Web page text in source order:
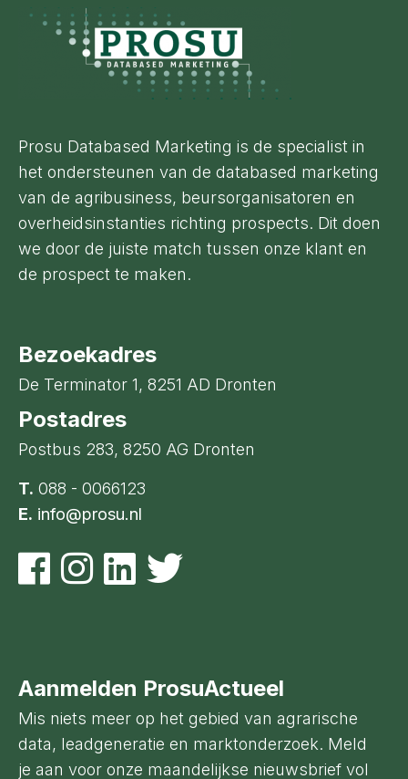
Footer
Prosu Databased Marketing is de specialist in
het ondersteunen van de databased marketing
van de agribusiness, beursorganisatoren en
overheidsinstanties richting prospects. Dit doen
we door de juiste match tussen onze klant en
de prospect te maken.
Bezoekadres
De Terminator 1, 8251 AD Dronten
Postadres
Postbus 283, 8250 AG Dronten
T. 088 - 0066123
E. info@prosu.nl
Aanmelden ProsuActueel
Mis niets meer op het gebied van agrarische
data, leadgeneratie en marktonderzoek. Meld
je aan voor onze maandelijkse nieuwsbrief vol